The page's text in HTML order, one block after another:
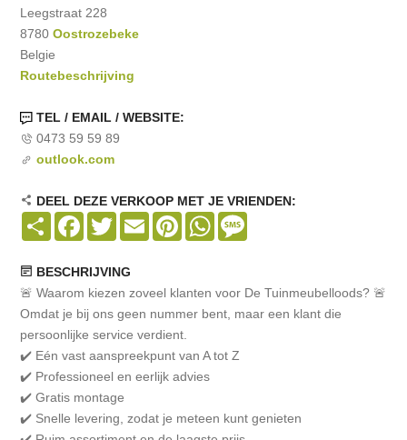
Leegstraat 228
8780Oostrozebeke
Belgie
Routebeschrijving
TEL / EMAIL / WEBSITE:
0473 59 59 89
outlook.com
DEEL DEZE VERKOOP MET JE VRIENDEN:
Share Facebook
TwitterEmail PinterestWhatsApp
BESCHRIJVING
🚨 Waarom kiezen zoveel klanten voor De Tuinmeubelloods? 🚨
Omdat je bij ons geen nummer bent, maar een klant die
persoonlijke service verdient.
✔️ Eén vast aanspreekpunt van A tot Z
✔️ Professioneel en eerlijk advies
✔️ Gratis montage
✔️ Snelle levering, zodat je meteen kunt genieten